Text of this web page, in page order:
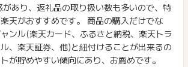
ートでも対応いたしかねますので、ご了承
い。
に反映されない
お問い合わせは、ポイントタウンのサポート
があり、返礼品の取り扱い数も多いので、特
天がおすすめです。 商品の購入だけでな
ンル(楽天カード、ふるさと納税、楽天トラ
、楽天証券、他)と紐付けることが出来るの
が貯めやすい傾向にあり、お薦めです。